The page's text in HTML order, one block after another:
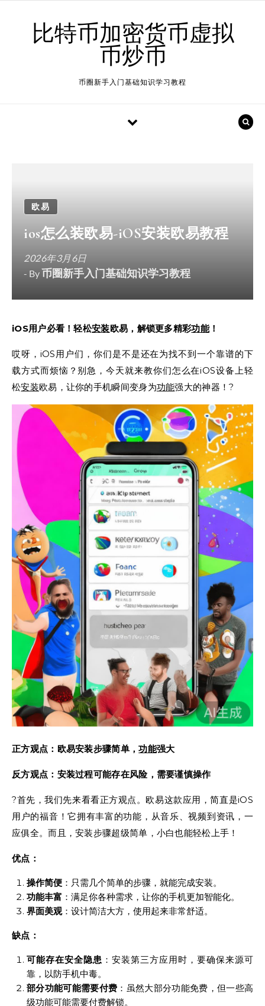
比特币加密货币虚拟
币炒币
币圈新手入门基础知识学习教程
欧易
ios怎么装欧易-iOS安装欧易教程
2026年3月6日
- By币圈新手入门基础知识学习教程
iOS用户必看！轻松安装欧易，解锁更多精彩功能！
哎呀，iOS用户们，你们是不是还在为找不到一个靠谱的下
载方式而烦恼？别急，今天就来教你们怎么在iOS设备上轻
松安装欧易，让你的手机瞬间变身为功能强大的神器！?
正方观点：欧易安装步骤简单，功能强大
反方观点：安装过程可能存在风险，需要谨慎操作
?首先，我们先来看看正方观点。欧易这款应用，简直是iOS
用户的福音！它拥有丰富的功能，从音乐、视频到资讯，一
应俱全。而且，安装步骤超级简单，小白也能轻松上手！
优点：
操作简便 ：只需几个简单的步骤，就能完成安装。
功能丰富 ：满足你各种需求，让你的手机更加智能化。
界面美观：设计简洁大方，使用起来非常舒适。
缺点：
可能存在安全隐患 ：安装第三方应用时，要确保来源可
靠，以防手机中毒。
部分功能可能需要付费 ：虽然大部分功能免费，但一些高
级功能可能需要付费解锁。